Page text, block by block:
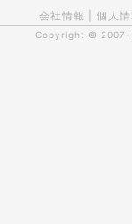
会社情報 個人
Copyright © 2007-